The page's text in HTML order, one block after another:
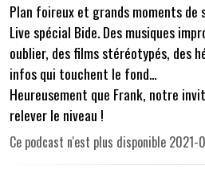
Plan foireux et grands moments de
Live spécial Bide. Des musiques
oublier, des films stéréotypés, des
infos qui touchent le fond...
Heureusement que Frank, notre
relever le niveau !
Ce podcast n'est plus disponible